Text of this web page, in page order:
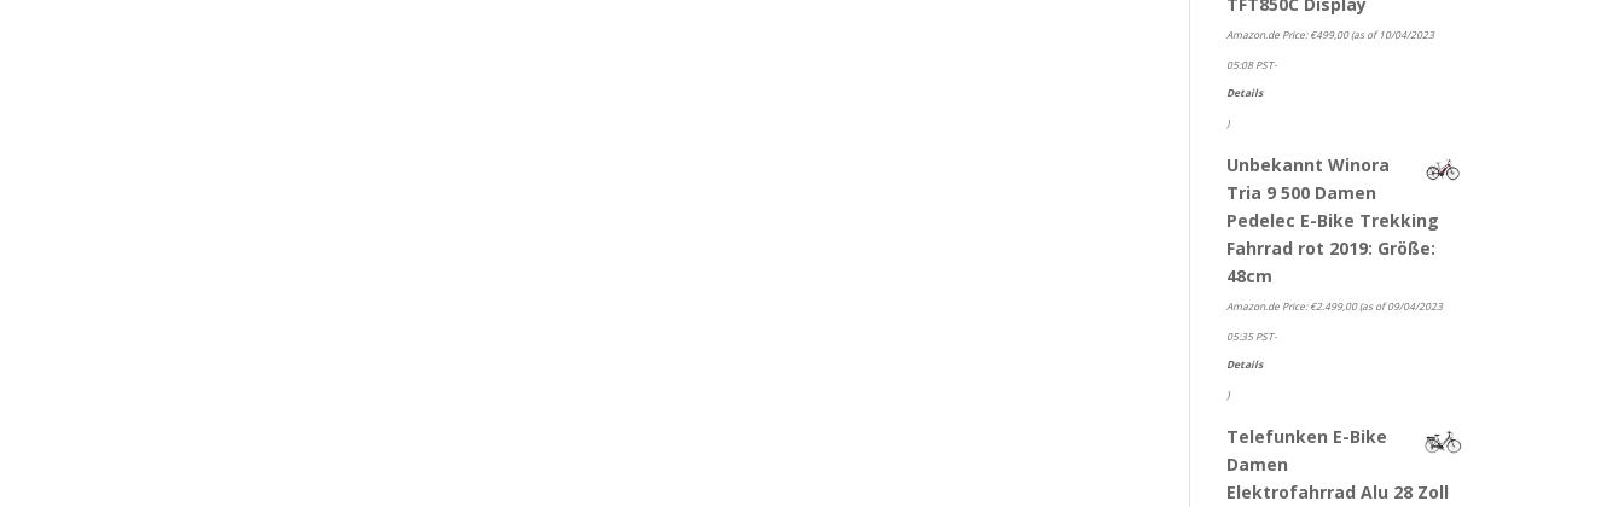
Amazon.de Price:€499,00(as of 10/04/2023
05:08 PST-
Details
)
Unbekannt Winora
Tria 9 500 Damen
Pedelec E-Bike Trekking
Fahrrad rot 2019: Größe:
48cm
Amazon.de Price:€2.499,00(as of 09/04/2023
05:35 PST-
Details
)
Telefunken E-Bike
Damen
Elektrofahrrad Alu 28 Zoll